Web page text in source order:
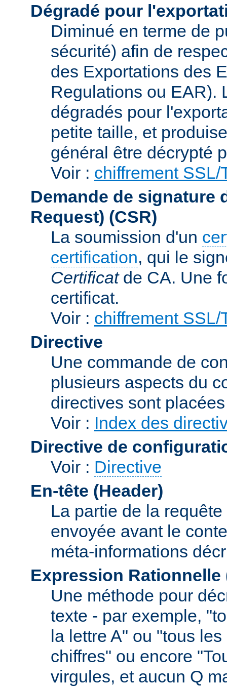
Dégradé pour
Diminué en terme de
sécurité) afin de
des Exportations des
Regulations ou EAR).
dégradés pour
petite taille, et
général être décrypté
Voir : chiffrement SSL/
Demande de signature
Request) (CSR)
La soumission d'un
certification, qui le
Certificatde CA. Une
certificat.
Voir : chiffrement SSL/
Directive
Une commande de
plusieurs aspects du
directives sont
Voir : Index des
Directive de
Voir : Directive
En-tête (Header)
La partie de la
envoyée avant le
méta-informations
Expression
Une méthode pour
texte - par exemple,
la lettre A" ou "tous
chiffres" ou encore
virgules, et aucun Q